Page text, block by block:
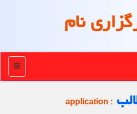
نام
منو
: application